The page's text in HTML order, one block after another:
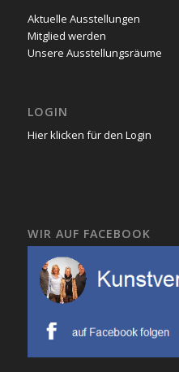
Aktuelle Ausstellungen
Mitglied werden
Unsere Ausstellungsräume
LOGIN
Hier klicken für den Login
WIR AUF FACEBOOK